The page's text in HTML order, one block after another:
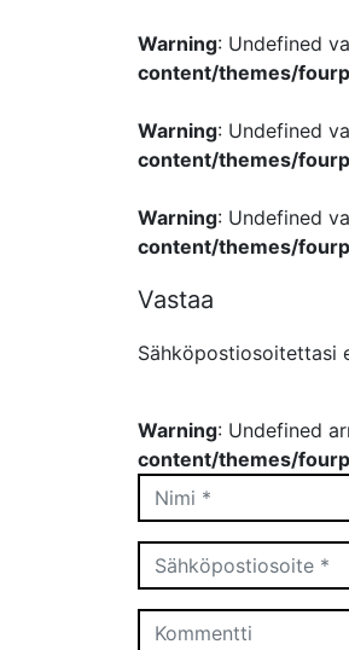
Warning: Undefined
content/themes/
Warning: Undefined
content/themes/
Warning: Undefined
content/themes/
Vastaa
Sähköpostiosoitettasi
Warning: Undefined
content/themes/